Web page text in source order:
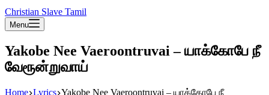
Christian Slave Tamil
Menu
Yakobe Nee Vaeroontruvai – யாக்கோபே நீ
வேரூன்றுவாய்
Home Lyrics Yakobe Nee Vaeroontruvai – யாக்கோபே நீ